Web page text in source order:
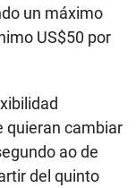
un máximo
US$50 por
quieran cambiar
ao de
del quinto